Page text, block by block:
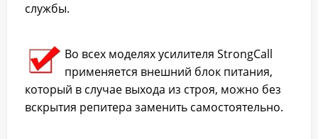
службы.
Во всех моделях усилителя StrongCall
применяется внешний блок питания,
который в случае выхода из строя, можно без
вскрытия репитера заменить самостоятельно.